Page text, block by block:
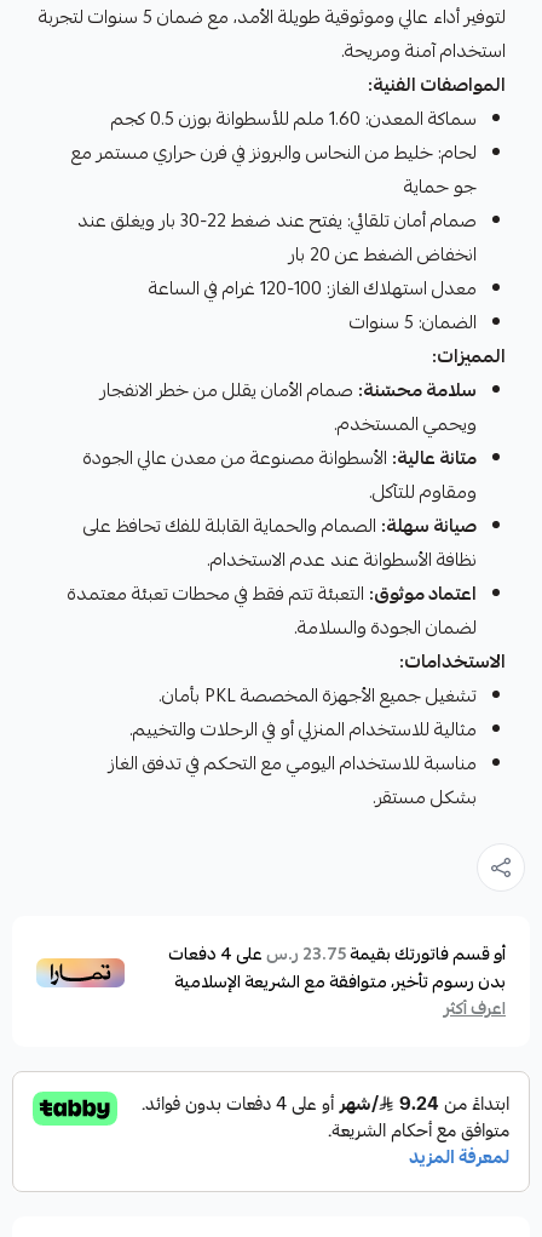
لتوفير أداء عالي وموثوقية طويلة الأمد، مع ضمان 5 سنوات لتجربة
استخدام آمنة ومريحة.
المواصفات الفنية:
سماكة المعدن: 1.60 ملم للأسطوانة بوزن 0.5 كجم
لحام: خليط من النحاس والبرونز في فرن حراري مستمر مع
جو حماية
صمام أمان تلقائي: يفتح عند ضغط 22-30 بار ويغلق عند
انخفاض الضغط عن 20 بار
معدل استهلاك الغاز: 100-120 غرام في الساعة
الضمان: 5 سنوات
المميزات:
سلامة محسّنة: صمام الأمان يقلل من خطر الانفجار
ويحمي المستخدم.
متانة عالية: الأسطوانة مصنوعة من معدن عالي الجودة
ومقاوم للتآكل.
صيانة سهلة: الصمام والحماية القابلة للفك تحافظ على
نظافة الأسطوانة عند عدم الاستخدام.
اعتماد موثوق: التعبئة تتم فقط في محطات تعبئة معتمدة
لضمان الجودة والسلامة.
الاستخدامات:
تشغيل جميع الأجهزة المخصصة PKL بأمان.
مثالية للاستخدام المنزلي أو في الرحلات والتخييم.
مناسبة للاستخدام اليومي مع التحكم في تدفق الغاز
بشكل مستقر.
أو قسم فاتورتك بقيمة23.75 ر.س على4دفعات
بدون رسوم تأخير، متوافقة مع الشريعة الإسلامية
اعرف أكثر